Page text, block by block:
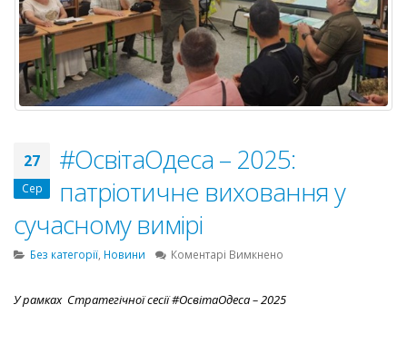
27
Сер
#ОсвітаОдеса – 2025:
патріотичне виховання у
сучасному вимірі
Без категорії, Новини Коментарі Вимкнено
2025:
У рамках Стратегічної сесії #ОсвітаОдеса – 2025